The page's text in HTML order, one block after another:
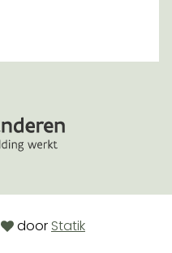
lovedoor Statik